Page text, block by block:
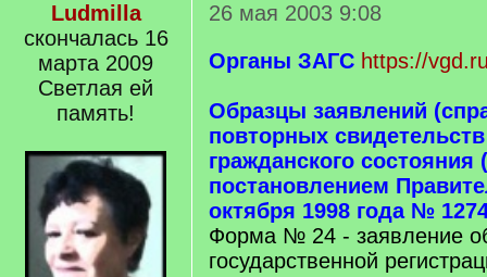
Ludmilla
скончалась 16
марта 2009
Светлая ей
память!
26 мая 2003 9:08
Органы ЗАГС https://
Образцы заявлений
повторных свидетельств
гражданского
постановлением
октября 1998 года №
Форма № 24 - заявление
государственной